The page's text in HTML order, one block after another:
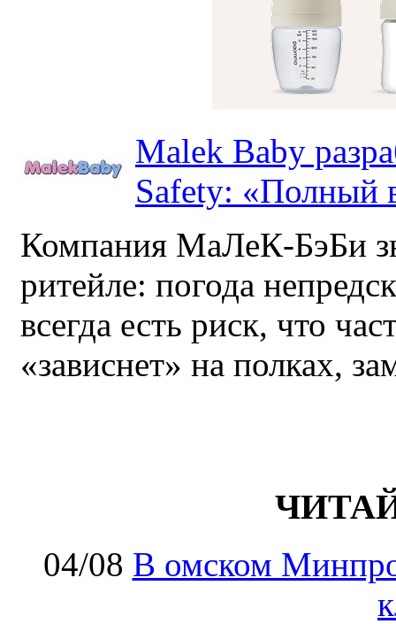
Malek Baby
Safety: «Полный
Компания МаЛеК-БэБи
ритейле: погода
всегда есть риск, что
«зависнет» на полках,
04/08 В омском